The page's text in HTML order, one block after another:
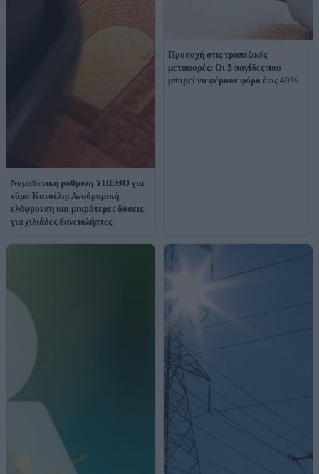
Νομοθετική ρύθμιση ΥΠΕΘΟ για
νόμο Κατσέλη: Αναδρομική
ελάφρυνση και μικρότερες δόσεις
για χιλιάδες δανειολήπτες
Προσοχή στις τραπεζικές
μεταφορές: Οι 5 παγίδες που
μπορεί να φέρουν φόρο έως 40%